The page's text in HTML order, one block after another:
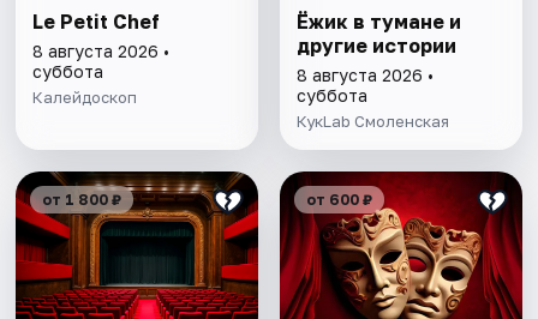
Le Petit Chef
8 августа 2026 •
суббота
Калейдоскоп
Ёжик в тумане и
другие истории
8 августа 2026 •
суббота
КукLab Смоленская
от 1 800 ₽ от 600 ₽